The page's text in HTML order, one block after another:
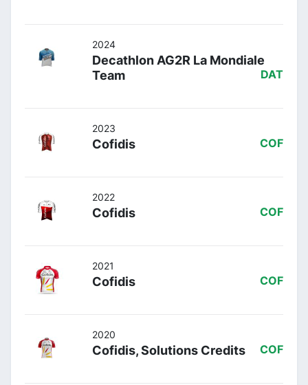
2024
Decathlon AG2R La Mondiale
Team
DAT
2023
Cofidis COF
2022
Cofidis COF
2021
Cofidis COF
2020
Cofidis, Solutions Credits COF